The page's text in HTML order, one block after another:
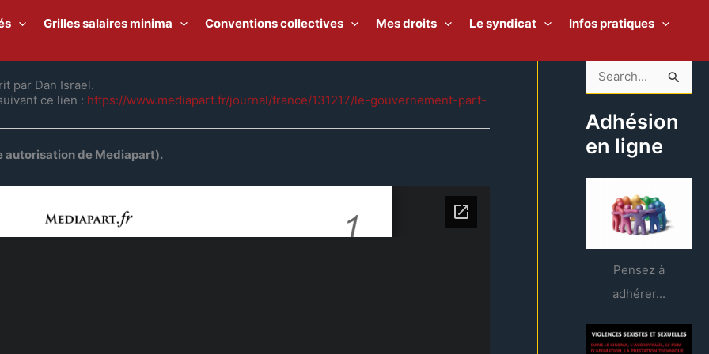
Grilles salaires minima Conventions collectives Mes droits Le syndicat
Infos pratiques
par Dan Israel.
ce lien : https://www.mediapart.fr/journal/france/131217/le-gouvernement-part-
autorisation de Mediapart).
c
h
e
h
Adhésion
en ligne
Pensez à
adhérer...